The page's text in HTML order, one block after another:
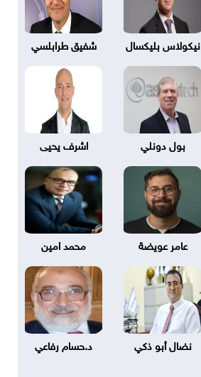
نيكولاس بليكسال شفيق طرابلسي
بول دونلي اشرف يحيى
عامر عويضة محمد امين
نضال أبو ذكي د.حسام رفاعي